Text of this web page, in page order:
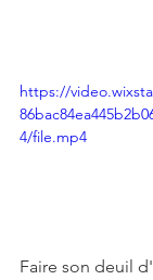
https://
4/file.mp4
Faire son deuil